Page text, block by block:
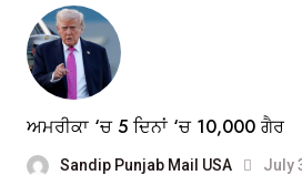
ਅਮਰੀਕਾ ‘ਚ 5 ਦਿਨਾਂ ‘ਚ 10,000 ਗੈਰ
Sandip Punjab Mail USA July